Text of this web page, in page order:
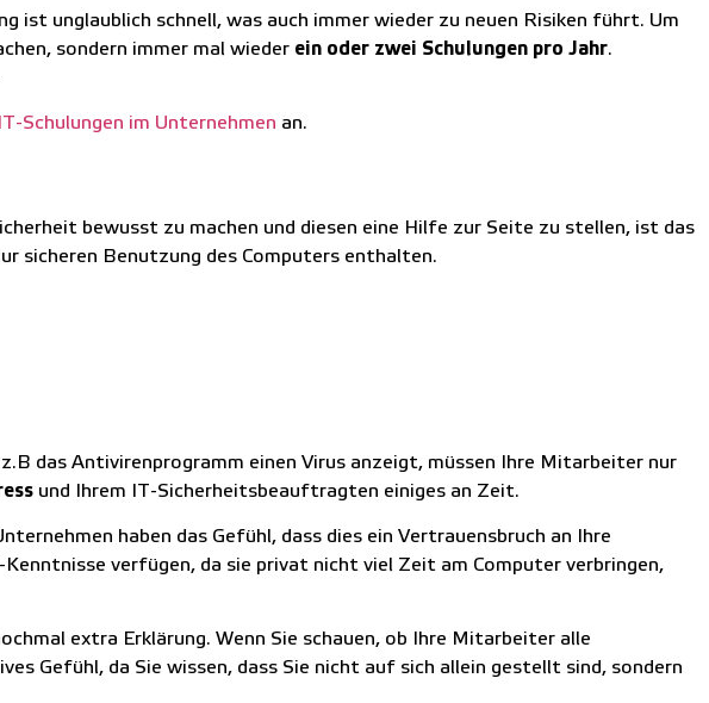
ist unglaublich schnell, was auch immer wieder zu neuen Risiken führt. Um
sondern immer mal wieder ein oder zwei Schulungen pro Jahr.
IT-Schulungen im Unternehmen an.
bewusst zu machen und diesen eine Hilfe zur Seite zu stellen, ist das
sicheren Benutzung des Computers enthalten.
das Antivirenprogramm einen Virus anzeigt, müssen Ihre Mitarbeiter nur
und Ihrem IT-Sicherheitsbeauftragten einiges an Zeit.
haben das Gefühl, dass dies ein Vertrauensbruch an Ihre
verfügen, da sie privat nicht viel Zeit am Computer verbringen,
extra Erklärung. Wenn Sie schauen, ob Ihre Mitarbeiter alle
Gefühl, da Sie wissen, dass Sie nicht auf sich allein gestellt sind, sondern